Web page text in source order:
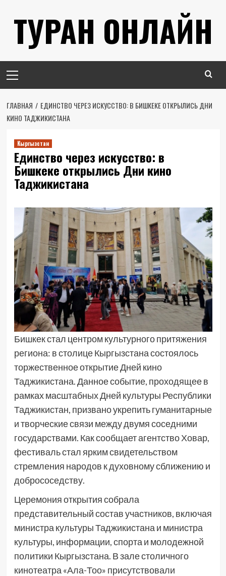
содержимому
ТУРАН ОНЛАЙН
меню
ГЛАВНАЯ
ЕДИНСТВО ЧЕРЕЗ ИСКУССТВО: В БИШКЕКЕ ОТКРЫЛИСЬ ДНИ
КИНО ТАДЖИКИСТАНА
Кыргызстан
Единство через искусство: в
Бишкеке открылись Дни кино
Таджикистана
Бишкек стал центром культурного притяжения
региона: в столице Кыргызстана состоялось
торжественное открытие Дней кино
Таджикистана. Данное событие, проходящее в
рамках масштабных Дней культуры Республики
Таджикистан, призвано укрепить гуманитарные
и творческие связи между двумя соседними
государствами. Как сообщает агентство Ховар,
фестиваль стал ярким свидетельством
стремления народов к духовному сближению и
добрососедству.
Церемония открытия собрала
представительный состав участников, включая
министра культуры Таджикистана и министра
культуры, информации, спорта и молодежной
политики Кыргызстана. В зале столичного
кинотеатра «Ала-Тоо» присутствовали